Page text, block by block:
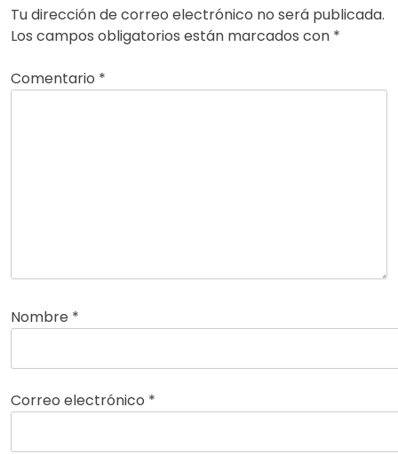
Tu dirección de correo electrónico no será publicada.
Los campos obligatorios están marcados con *
Comentario *
Nombre *
Correo electrónico *